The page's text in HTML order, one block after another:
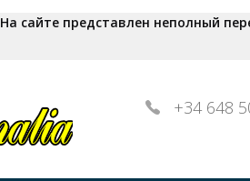
На сайте представлен неполный
+34 648